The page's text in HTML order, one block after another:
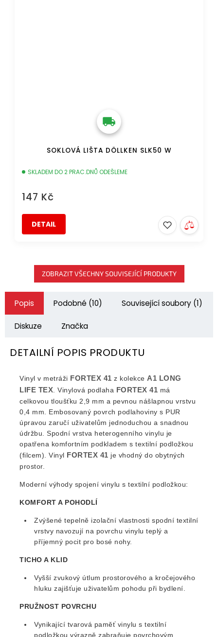
SOKLOVÁ LIŠTA DÖLLKEN SLK50 W
SKLADEM DO 2 PRAC.DNŮ ODEŠLEME
147 Kč
DETAIL
ZOBRAZIT VŠECHNY SOUVISEJÍCÍ PRODUKTY
Popis Podobné (10) Související soubory (1)
Diskuze Značka
DETAILNÍ POPIS PRODUKTU
Vinyl v metráži FORTEX 41 z kolekce A1 LONG
LIFE TEX. Vinylová podlaha FORTEX 41 má
celkovou tloušťku 2,9 mm a pevnou nášlapnou vrstvu
0,4 mm. Embosovaný povrch podlahoviny s PUR
úpravou zaručí uživatelům jednoduchou a snadnou
údržbu. Spodní vrstva heterogenního vinylu je
opatřena komfortním podkladem s textilní podložkou
(filcem). Vinyl FORTEX 41 je vhodný do obytných
prostor.
Moderní výhody spojení vinylu s textilní podložkou:
KOMFORT A POHODLÍ
Zvýšené tepelně izolační vlastnosti spodní textilní
vrstvy navozují na povrchu vinylu teplý a
příjemný pocit pro bosé nohy.
TICHO A KLID
Vyšší zvukový útlum prostorového a kročejového
hluku zajišťuje uživatelům pohodu při bydlení.
PRUŽNOST POVRCHU
Vynikající tvarová paměť vinylu s textilní
podložkou výrazně zabraňuje povrchovým